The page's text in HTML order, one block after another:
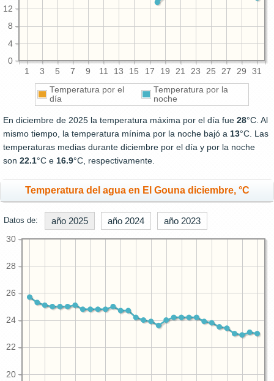
1 3 5 7 9 11 13 15 17 19 21 23 25 27 29 31
0
4
8
12
Temperatura por el
día
Temperatura por la
noche
En diciembre de 2025 la temperatura máxima por el día fue 28°C. Al
mismo tiempo, la temperatura mínima por la noche bajó a 13°C. Las
temperaturas medias durante diciembre por el día y por la noche
son 22.1°C e 16.9°C, respectivamente.
Temperatura del agua en El Gouna diciembre, °C
Datos de: año 2025 año 2024 año 2023
20
22
24
26
28
30